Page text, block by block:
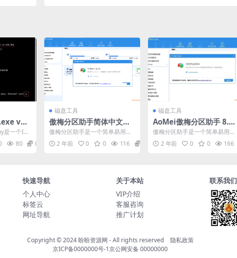
v0.
容易
是一个IM
对写。
80 0
磁盘工具
傲梅分区助手简体中文绿
色版-8.5企业版-傲梅分区
助手企业版
傲梅分区助手是一个简单易用且
免费的磁盘分区管理软件，在它
的帮助下，您可以无损数据...
2 年前 0 0 116
磁盘工具
AoMei傲梅分区助手 8.6.
0 简体中文企业版绿色版
傲梅分区助手是一个简单易用且
免费的磁盘分区管理软件，在它
的帮助下，您可以无损数据...
2 年前 0 0 166
快速导航
个人中心
标签云
网址导航
关于本站
VIP介绍
客服咨询
推广计划
联系我们
Copyright © 2024盼盼资源网 - All rights reserved 隐私政策
京ICP备0000000号-1京公网安备 00000000